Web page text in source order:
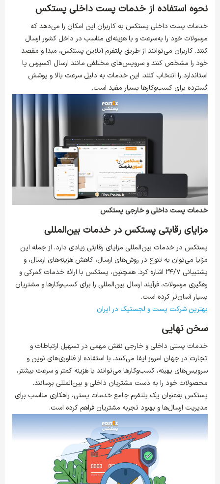
نحوه استفاده از خدمات پست داخلی پستکس
خدمات پست داخلی پستکس به کاربران این امکان را می‌دهد که
مرسولات خود را به‌سرعت و با هزینه‌ای مناسب در داخل کشور ارسال
کنند. کاربران می‌توانند از طریق پلتفرم آنلاین پستکس، مبدا و مقصد
خود را مشخص کنند و سرویس‌های مختلفی مانند ارسال اکسپرس یا
استاندارد را انتخاب کنند. این خدمات به دلیل سرعت بالا و پوشش
گسترده برای کسب‌وکارها بسیار مفید است.
خدمات پست داخلی و خارجی پستکس
مزایای رقابتی پستکس در خدمات بین‌المللی
پستکس در خدمات بین‌المللی مزایای رقابتی زیادی دارد. از جمله این
مزایا می‌توان به تنوع در روش‌های ارسال، کاهش هزینه‌های ارسال، و
پشتیبانی ۲۴/۷ اشاره کرد. همچنین، پستکس با ارائه خدمات گمرکی و
رهگیری مرسولات، فرآیند ارسال بین‌المللی را برای کسب‌وکارها و مشتریان
بسیار آسان‌تر کرده است.
بهترین شرکت پست و لجستیک در ایران
سخن نهایی
خدمات پستی داخلی و خارجی نقش مهمی در تسهیل ارتباطات و
تجارت در جهان امروز ایفا می‌کنند. با استفاده از فناوری‌های نوین و
سرویس‌های بهینه، کسب‌وکارها می‌توانند با هزینه کمتر و سرعت بیشتر،
محصولات خود را به دست مشتریان داخلی و بین‌المللی برسانند.
پستکس به‌عنوان یک پلتفرم جامع خدمات پستی، راهکاری مناسب برای
مدیریت ارسال‌ها و بهبود تجربه مشتریان فراهم کرده است.